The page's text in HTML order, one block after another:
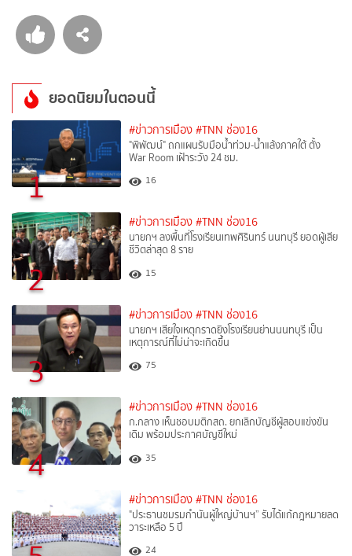
ยอดนิยมในตอนนี้
1
#ข่าวการเมือง #TNN ช่อง16
"พิพัฒน์" ถกแผนรับมือน้ำท่วม-น้ำแล้งภาคใต้ ตั้ง
War Room เฝ้าระวัง 24 ชม.
16
2
#ข่าวการเมือง #TNN ช่อง16
นายกฯ ลงพื้นที่โรงเรียนเทพศิรินทร์ นนทบุรี ยอดผู้เสีย
ชีวิตล่าสุด 8 ราย
15
3
#ข่าวการเมือง #TNN ช่อง16
นายกฯ เสียใจเหตุกราดยิงโรงเรียนย่านนนทบุรี เป็น
เหตุการณ์ที่ไม่น่าจะเกิดขึ้น
75
4
#ข่าวการเมือง #TNN ช่อง16
ก.กลาง เห็นชอบมติกสถ. ยกเลิกบัญชีผู้สอบแข่งขัน
เดิม พร้อมประกาศบัญชีใหม่
35
#ข่าวการเมือง #TNN ช่อง16
"ประธานชมรมกำนันผู้ใหญ่บ้านฯ” รับได้แก้กฎหมายลด
วาระเหลือ 5 ปี
24